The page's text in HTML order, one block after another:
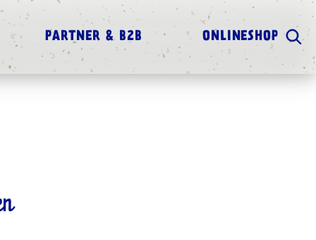
PARTNER & B2B ONLINESHOP